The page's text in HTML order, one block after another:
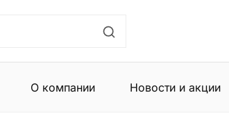
О компании Новости и акции